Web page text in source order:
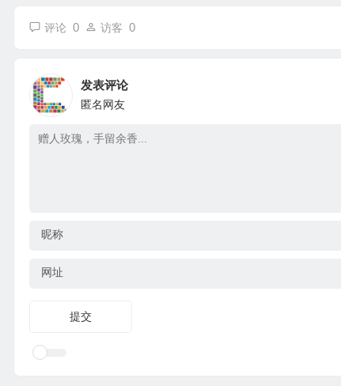
评论 0 访客 0
发表评论
匿名网友
昵称
网址